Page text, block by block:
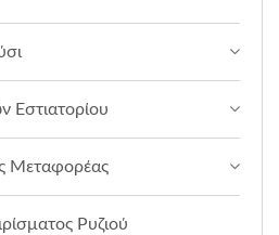
Εστιατορίου
Μεταφορέας
Ρυζιού